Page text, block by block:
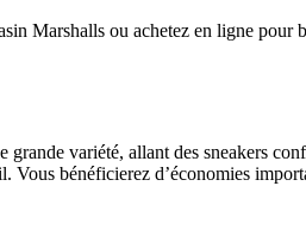
Marshalls ou achetez en ligne pour
variété, allant des sneakers
bénéficierez d’économies